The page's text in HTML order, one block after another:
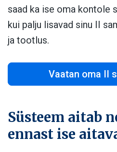
saad ka ise oma kontole
kui palju lisavad sinu II
ja tootlus.
Vaatan oma II
Süsteem aitab
ennast ise